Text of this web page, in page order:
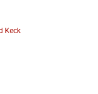
Keck